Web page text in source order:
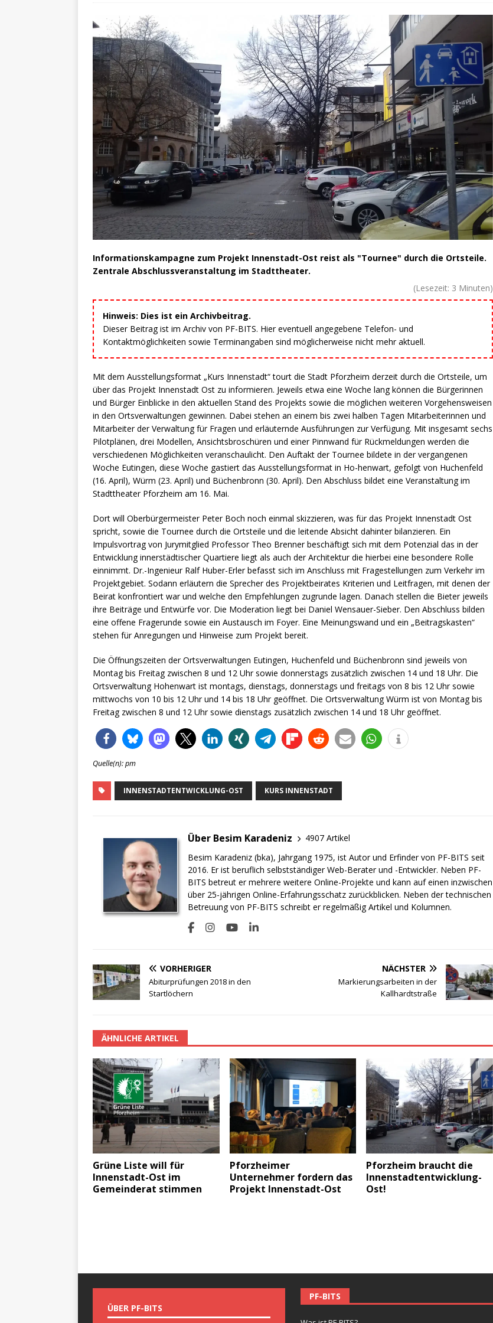
Informationskampagne zum Projekt Innenstadt-Ost reist als "Tournee" durch die Ortsteile.
Zentrale Abschlussveranstaltung im Stadttheater.
(Lesezeit: 3 Minuten)
Hinweis: Dies ist ein Archivbeitrag.
Dieser Beitrag ist im Archiv von PF-BITS. Hier eventuell angegebene Telefon- und
Kontaktmöglichkeiten sowie Terminangaben sind möglicherweise nicht mehr aktuell.
Mit dem Ausstellungsformat „Kurs Innenstadt“ tourt die Stadt Pforzheim derzeit durch die Ortsteile, um
über das Projekt Innenstadt Ost zu informieren. Jeweils etwa eine Woche lang können die Bürgerinnen
und Bürger Einblicke in den aktuellen Stand des Projekts sowie die möglichen weiteren Vorgehensweisen
in den Ortsverwaltungen gewinnen. Dabei stehen an einem bis zwei halben Tagen Mitarbeiterinnen und
Mitarbeiter der Verwaltung für Fragen und erläuternde Ausführungen zur Verfügung. Mit insgesamt sechs
Pilotplänen, drei Modellen, Ansichtsbroschüren und einer Pinnwand für Rückmeldungen werden die
verschiedenen Möglichkeiten veranschaulicht. Den Auftakt der Tournee bildete in der vergangenen
Woche Eutingen, diese Woche gastiert das Ausstellungsformat in Ho-henwart, gefolgt von Huchenfeld
(16. April), Würm (23. April) und Büchenbronn (30. April). Den Abschluss bildet eine Veranstaltung im
Stadttheater Pforzheim am 16. Mai.
Dort will Oberbürgermeister Peter Boch noch einmal skizzieren, was für das Projekt Innenstadt Ost
spricht, sowie die Tournee durch die Ortsteile und die leitende Absicht dahinter bilanzieren. Ein
Impulsvortrag von Jurymitglied Professor Theo Brenner beschäftigt sich mit dem Potenzial das in der
Entwicklung innerstädtischer Quartiere liegt als auch der Architektur die hierbei eine besondere Rolle
einnimmt. Dr.-Ingenieur Ralf Huber-Erler befasst sich im Anschluss mit Fragestellungen zum Verkehr im
Projektgebiet. Sodann erläutern die Sprecher des Projektbeirates Kriterien und Leitfragen, mit denen der
Beirat konfrontiert war und welche den Empfehlungen zugrunde lagen. Danach stellen die Bieter jeweils
ihre Beiträge und Entwürfe vor. Die Moderation liegt bei Daniel Wensauer-Sieber. Den Abschluss bilden
eine offene Fragerunde sowie ein Austausch im Foyer. Eine Meinungswand und ein „Beitragskasten“
stehen für Anregungen und Hinweise zum Projekt bereit.
Die Öffnungszeiten der Ortsverwaltungen Eutingen, Huchenfeld und Büchenbronn sind jeweils von
Montag bis Freitag zwischen 8 und 12 Uhr sowie donnerstags zusätzlich zwischen 14 und 18 Uhr. Die
Ortsverwaltung Hohenwart ist montags, dienstags, donnerstags und freitags von 8 bis 12 Uhr sowie
mittwochs von 10 bis 12 Uhr und 14 bis 18 Uhr geöffnet. Die Ortsverwaltung Würm ist von Montag bis
Freitag zwischen 8 und 12 Uhr sowie dienstags zusätzlich zwischen 14 und 18 Uhr geöffnet.
Quelle(n): pm
INNENSTADTENTWICKLUNG-OST KURS INNENSTADT
Über Besim Karadeniz
4907 Artikel
Besim Karadeniz (bka), Jahrgang 1975, ist Autor und Erfinder von PF-BITS seit
2016. Er ist beruflich selbstständiger Web-Berater und -Entwickler. Neben PF-
BITS betreut er mehrere weitere Online-Projekte und kann auf einen inzwischen
über 25-jährigen Online-Erfahrungsschatz zurückblicken. Neben der technischen
Betreuung von PF-BITS schreibt er regelmäßig Artikel und Kolumnen.
VORHERIGER
Abiturprüfungen 2018 in den
Startlöchern
NÄCHSTER
Markierungsarbeiten in der
Kallhardtstraße
ÄHNLICHE ARTIKEL
Grüne Liste will für
Innenstadt-Ost im
Gemeinderat stimmen
Pforzheimer
Unternehmer fordern das
Projekt Innenstadt-Ost
Pforzheim braucht die
Innenstadtentwicklung-
Ost!
ÜBER PF-BITS
PF-BITS